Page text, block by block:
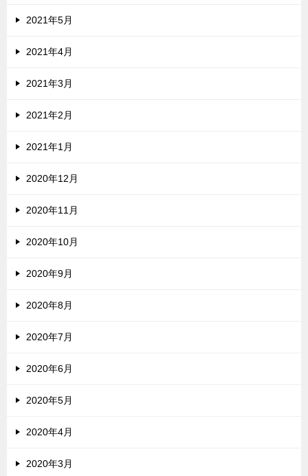
2021年5月
2021年4月
2021年3月
2021年2月
2021年1月
2020年12月
2020年11月
2020年10月
2020年9月
2020年8月
2020年7月
2020年6月
2020年5月
2020年4月
2020年3月